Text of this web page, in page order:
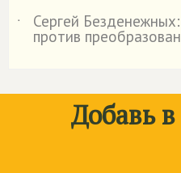
˙
Сергей
против
Добавь